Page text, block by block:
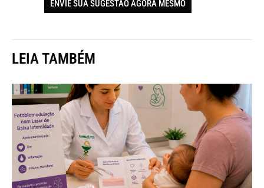
ENVIE SUA SUGESTÃO AGORA MESMO
LEIA TAMBÉM